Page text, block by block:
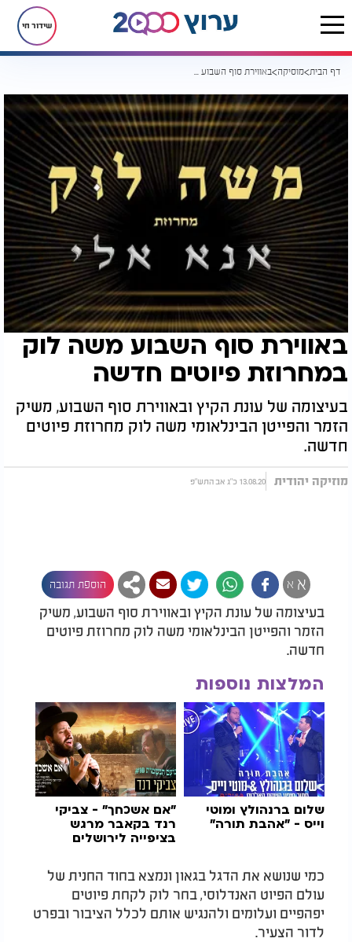
שידור חי
דף הבית מוסיקה באווירת סוף השבוע משה לוק במחרוזת פיוטים חדשה
באווירת סוף השבוע משה לוק
במחרוזת פיוטים חדשה
בעיצומה של עונת הקיץ ובאווירת סוף השבוע, משיק
הזמר והפייטן הבינלאומי משה לוק מחרוזת פיוטים
חדשה.
מוזיקה יהודית 13.08.20 כ"ג אב התש"פ
א א הוספת תגובה
בעיצומה של עונת הקיץ ובאווירת סוף השבוע, משיק
הזמר והפייטן הבינלאומי משה לוק מחרוזת פיוטים
חדשה.
המלצות נוספות
שלום ברנהולץ ומוטי
וייס - "אהבת תורה"
"אם אשכחך" - צביקי
רנד בקאבר מרגש
בציפייה לירושלים
כמי שנושא את הדגל בגאון ונמצא בחוד החנית של
עולם הפיוט האנדלוסי, בחר לוק לקחת פיוטים
יפהפיים ועלומים ולהנגיש אותם לכלל הציבור ובפרט
לדור הצעיר.